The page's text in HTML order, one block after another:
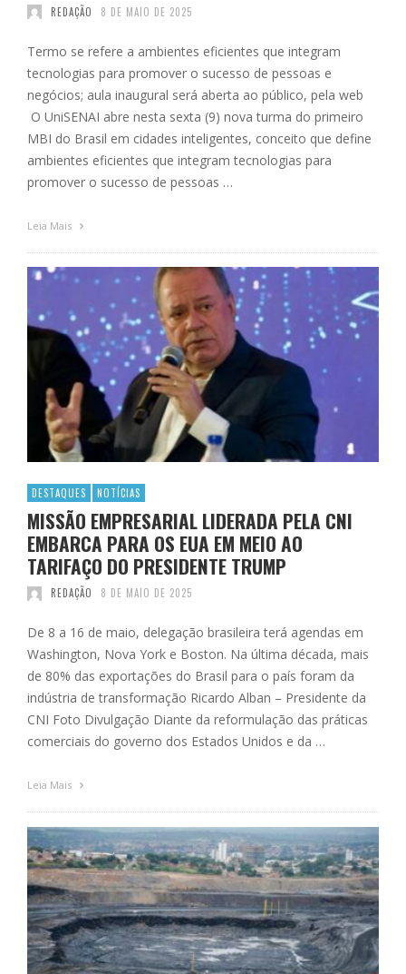
REDAÇÃO 8 DE MAIO DE 2025
Termo se refere a ambientes eficientes que integram
tecnologias para promover o sucesso de pessoas e
negócios; aula inaugural será aberta ao público, pela web
O UniSENAI abre nesta sexta (9) nova turma do primeiro
MBI do Brasil em cidades inteligentes, conceito que define
ambientes eficientes que integram tecnologias para
promover o sucesso de pessoas …
Leia Mais
DESTAQUES NOTÍCIAS
MISSÃO EMPRESARIAL LIDERADA PELA CNI
EMBARCA PARA OS EUA EM MEIO AO
TARIFAÇO DO PRESIDENTE TRUMP
REDAÇÃO 8 DE MAIO DE 2025
De 8 a 16 de maio, delegação brasileira terá agendas em
Washington, Nova York e Boston. Na última década, mais
de 80% das exportações do Brasil para o país foram da
indústria de transformação Ricardo Alban – Presidente da
CNI Foto Divulgação Diante da reformulação das práticas
comerciais do governo dos Estados Unidos e da …
Leia Mais